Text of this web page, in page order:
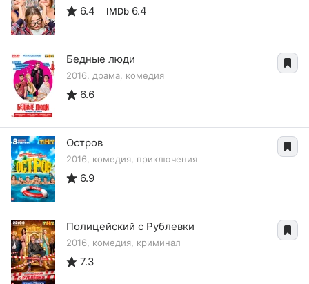
6.4 IMDb 6.4
Бедные люди
2016, драма, комедия
6.6
Остров
2016, комедия, приключения
6.9
Полицейский с Рублевки
2016, комедия, криминал
7.3